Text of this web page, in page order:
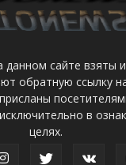
данном сайте взяты
обратную ссылку
в
целях.